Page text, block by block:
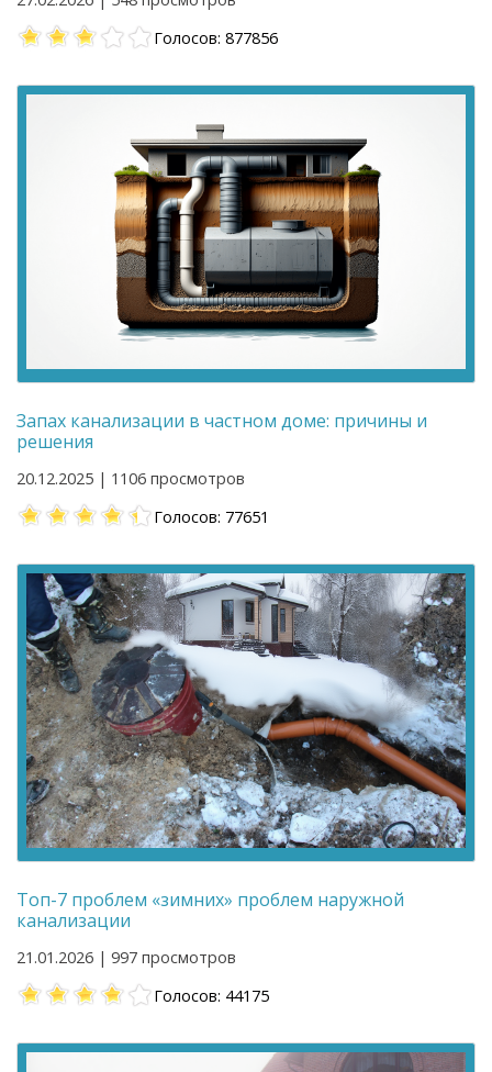
Голосов: 877856
Запах канализации в частном доме: причины и
решения
20.12.2025 | 1106 просмотров
Голосов: 77651
Топ-7 проблем «зимних» проблем наружной
канализации
21.01.2026 | 997 просмотров
Голосов: 44175